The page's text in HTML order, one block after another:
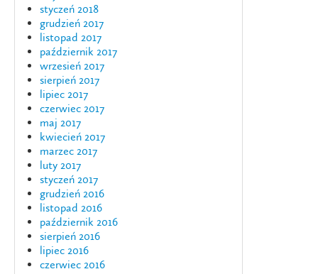
styczeń 2018
grudzień 2017
listopad 2017
październik 2017
wrzesień 2017
sierpień 2017
lipiec 2017
czerwiec 2017
maj 2017
kwiecień 2017
marzec 2017
luty 2017
styczeń 2017
grudzień 2016
listopad 2016
październik 2016
sierpień 2016
lipiec 2016
czerwiec 2016